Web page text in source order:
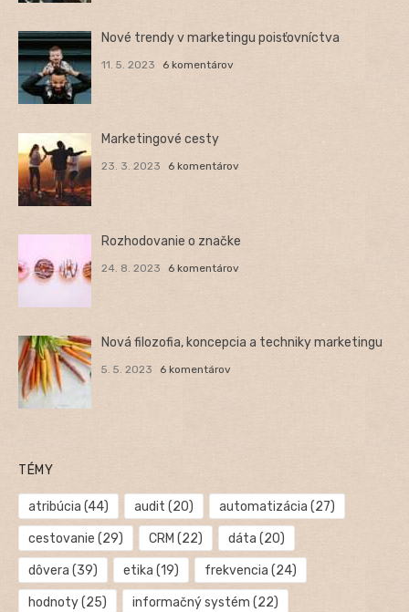
Nové trendy v marketingu poisťovníctva
11. 5. 2023 6 komentárov
Marketingové cesty
23. 3. 2023 6 komentárov
Rozhodovanie o značke
24. 8. 2023 6 komentárov
Nová filozofia, koncepcia a techniky marketingu
5. 5. 2023 6 komentárov
TÉMY
atribúcia (44) audit (20) automatizácia (27)
cestovanie (29) CRM (22) dáta (20)
dôvera (39) etika (19) frekvencia (24)
hodnoty(25) informačný systém (22)